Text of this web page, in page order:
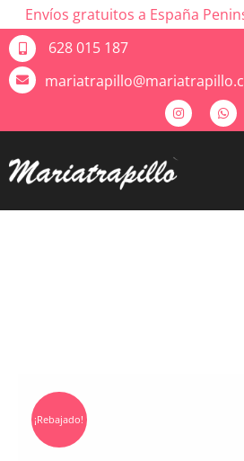
Envíos gratuitos a España
628 015 187
¡Rebajado!